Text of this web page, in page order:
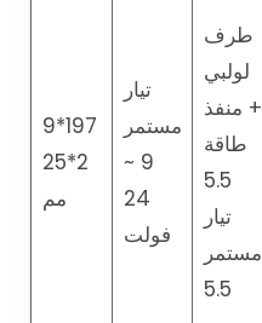
طرف
لولبي
+ منفذ
طاقة
5.5
تيار
مستمر
5.5
تيار
مستمر
9 ~
24
فولت
197*9
2*25
مم